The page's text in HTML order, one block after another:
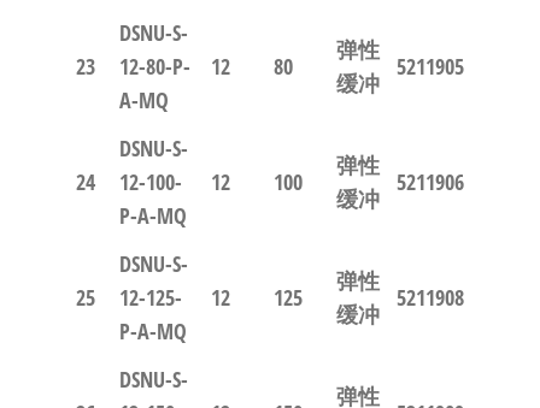
23
DSNU-S-
12-80-P-
A-MQ
12 80
弹性
缓冲
5211905
24
DSNU-S-
12-100-
P-A-MQ
12 100
弹性
缓冲
5211906
25
DSNU-S-
12-125-
P-A-MQ
12 125
弹性
缓冲
5211908
DSNU-S-
弹性